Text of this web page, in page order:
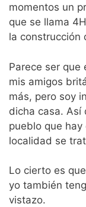
momentos un
que se llama
la construcción
Parece ser que
mis amigos
más, pero soy
dicha casa. Así
pueblo que
localidad se
Lo cierto es
yo también
vistazo.